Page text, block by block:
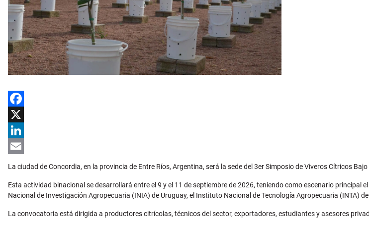
Facebook
X
LinkedIn
Email
La ciudad de Concordia, en la provincia de Entre Ríos, Argentina, será la sede del 3er Simposio de Viveros Cítricos
Esta actividad binacional se desarrollará entre el 9 y el 11 de septiembre de 2026, teniendo como escenario
Nacional de Investigación Agropecuaria (INIA) de Uruguay, el Instituto Nacional de Tecnología Agropecuaria (INTA)
La convocatoria está dirigida a productores citrícolas, técnicos del sector, exportadores, estudiantes y asesores